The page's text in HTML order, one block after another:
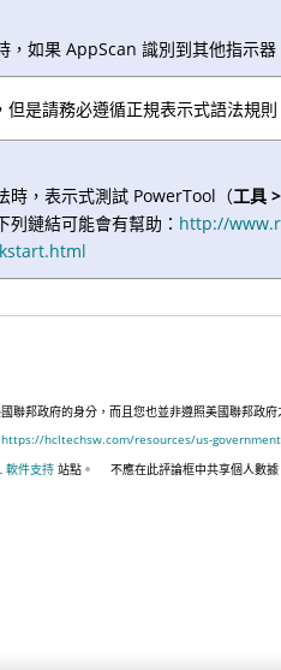
，如果 AppScan 識別到其他指示器
是請務必遵循正規表示式語法規則
時，表示式測試 PowerTool（工具
鏈結可能會有幫助： http://
聯邦政府的身分，而且您也並非遵照美國聯邦政
https://hcltechsw.com/resources/us-
軟件支持 站點。 不應在此評論框中共享個人數